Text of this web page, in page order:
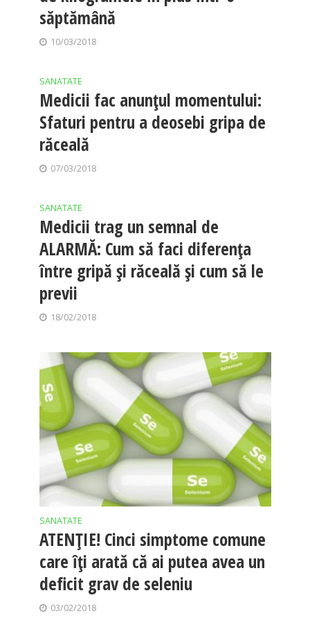
săptămână
10/03/2018
SANATATE
Medicii fac anunţul momentului:
Sfaturi pentru a deosebi gripa de
răceală
07/03/2018
SANATATE
Medicii trag un semnal de
ALARMĂ: Cum să faci diferenţa
între gripă şi răceală şi cum să le
previi
18/02/2018
SANATATE
ATENȚIE! Cinci simptome comune
care îți arată că ai putea avea un
deficit grav de seleniu
03/02/2018